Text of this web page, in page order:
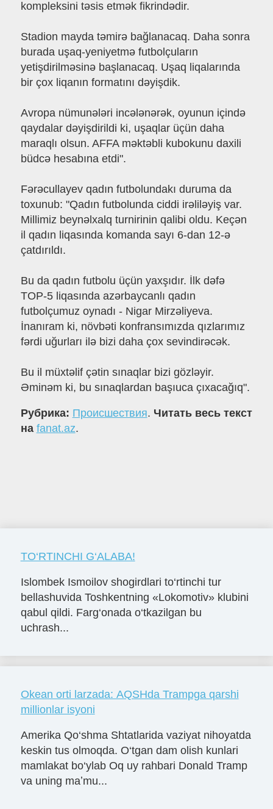
kompleksini təsis etmək fikrindədir.
Stadion mayda təmirə bağlanacaq. Daha sonra
burada uşaq-yeniyetmə futbolçuların
yetişdirilməsinə başlanacaq. Uşaq liqalarında
bir çox liqanın formatını dəyişdik.
Avropa nümunələri incələnərək, oyunun içində
qaydalar dəyişdirildi ki, uşaqlar üçün daha
maraqlı olsun. AFFA məktəbli kubokunu daxili
büdcə hesabına etdi".
Fərəcullayev qadın futbolundakı duruma da
toxunub: "Qadın futbolunda ciddi irəliləyiş var.
Millimiz beynəlxalq turnirinin qalibi oldu. Keçən
il qadın liqasında komanda sayı 6-dan 12-ə
çatdırıldı.
Bu da qadın futbolu üçün yaxşıdır. İlk dəfə
TOP-5 liqasında azərbaycanlı qadın
futbolçumuz oynadı - Nigar Mirzəliyeva.
İnanıram ki, növbəti konfransımızda qızlarımız
fərdi uğurları ilə bizi daha çox sevindirəcək.
Bu il müxtəlif çətin sınaqlar bizi gözləyir.
Əminəm ki, bu sınaqlardan başıuca çıxacağıq".
Рубрика: Происшествия. Читать весь текст
на fanat.az.
TO‘RTINCHI G‘ALABA!
Islombek Ismoilov shogirdlari to‘rtinchi tur
bellashuvida Toshkentning «Lokomotiv» klubini
qabul qildi. Farg‘onada o‘tkazilgan bu
uchrash...
Okean orti larzada: AQSHda Trampga qarshi
millionlar isyoni
Amerika Qo‘shma Shtatlarida vaziyat nihoyatda
keskin tus olmoqda. O‘tgan dam olish kunlari
mamlakat bo‘ylab Oq uy rahbari Donald Tramp
va uning maʼmu...